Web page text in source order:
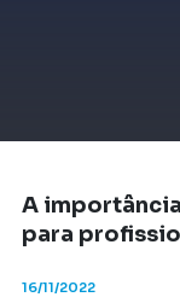
A
para
16/11/2022